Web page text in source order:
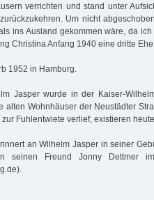
verrichten und stand unter
Um nicht
ins Ausland gekommen wäre, da
Christina Anfang 1940 eine dritte
1952 in Hamburg.
Jasper wurde in der Kaiser-
alten Wohnhäuser der Neustädter
Fuhlentwiete verlief, existieren
an Wilhelm Jasper in seiner
seinen Freund Jonny Dettmer